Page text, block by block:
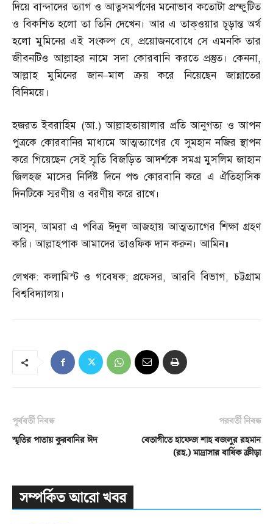
দিয়ে বান্দাদের ত্যাগ ও আত্নসমর্পণের মনোভাব কতোটা প্রস্ফুটিত
ও বিকশিত হলো তা তিনি দেখেন। আর এ তাক্‌ওয়ার চূড়ান্ত অর্থ
হলো মুমিনের এই সংকল্প যে, প্রয়োজনবোধে সে এমনকি তার
জীবনটিও আল্লাহর নামে সদা কোরবানি করতে প্রস্তুত। কেননা,
আল্লাহ মুমিনের জান–মাল ক্রয় করে নিয়েছেন জান্নাতের
বিনিময়ে।
হজরত ইবরাহিম (আ.)আল্লাহতায়ালার প্রতি আনুগত্য ও আপন
পুত্রকে কোরবানির মাধ্যমে আত্মত্যাগের যে সুমহান নজির স্থাপন
করে গিয়েছেন সেই স্মৃতি বিজড়িত আদর্শকে সমগ্র মুসলিম জাহান
জিলহজ মাসের নির্দিষ্ট দিনে পশু কোরবানি করে এ ঐতিহাসিক
দিনটিকে স্মরণীয় ও বরণীয় করে রাখে।
আসুন,আমরা এ পবিত্র ঈদুল আজহায় আত্মত্যাগের শিক্ষা গ্রহণ
করি। আল্লাহপাক আমাদের তাওফিক দান করুন। আমিন॥
লেখক:কলামিস্ট ও গবেষক;প্রফেসর,আরবি বিভাগ,চট্টগ্রাম
বিশ্ববিদ্যালয়।
পূর্ববর্তী নিবন্ধ
স্মৃতির পাতায় কুরবানির ঈদ
পরবর্তী নিবন্ধ
বেতাগীতে হাফেজ শাহ বজলুর রহমান
(রহ.) মাদ্রাসার বার্ষিক ক্রীড়া
সম্পর্কিত আরো খবর